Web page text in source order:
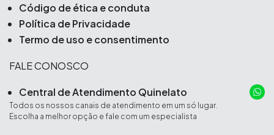
Código de ética e conduta
Política de Privacidade
Termo de uso e consentimento
FALE CONOSCO
Central de Atendimento Quinelato
Todos os nossos canais de atendimento em um só lugar.
Escolha a melhor opção e fale com um especialista